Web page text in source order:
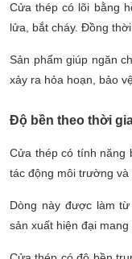
Cửa thép có lõi bằng
lửa, bắt cháy. Đồng
Sản phẩm giúp ngăn
xảy ra hỏa hoạn, bảo
Độ bền theo thời
Cửa thép có tính năng
tác động môi trường và
Dòng này được làm
sản xuất hiện đại